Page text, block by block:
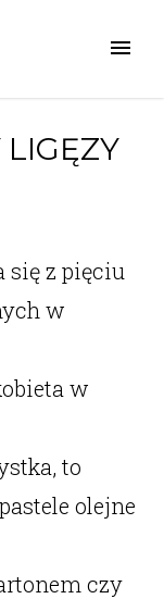
się z pięciu
w
w
to
olejne
czy